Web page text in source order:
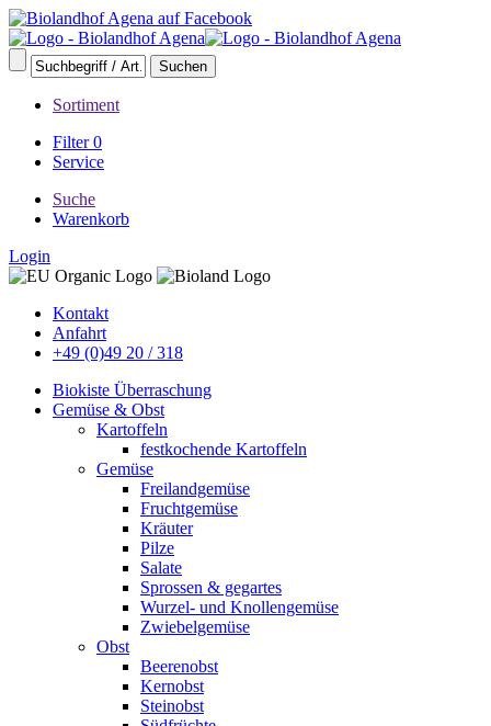
Sortiment
Filter 0
Service
Suche
Warenkorb
Login
Kontakt
Anfahrt
+49 (0)49 20 / 318
Biokiste Überraschung
Gemüse & Obst
Kartoffeln
festkochende Kartoffeln
Gemüse
Freilandgemüse
Fruchtgemüse
Kräuter
Pilze
Salate
Sprossen & gegartes
Wurzel- und Knollengemüse
Zwiebelgemüse
Obst
Beerenobst
Kernobst
Steinobst